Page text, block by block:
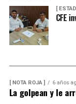
[
CFE
[ NOTA ROJA ] 6 años
La golpean y le